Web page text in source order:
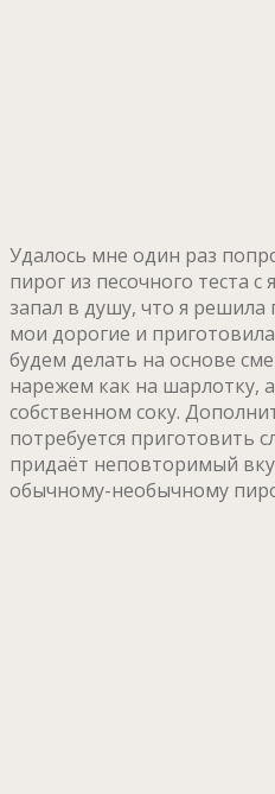
Удалось мне один раз
пирог из песочного теста
запал в душу, что я решила
мои дорогие и
будем делать на основе
нарежем как на шарлотку,
собственном соку.
потребуется приготовить
придаёт неповторимый
обычному-необычному